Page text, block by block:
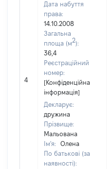
4
Дата набуття
права:
14.10.2008
Загальна
площа (м2):
36,4
Реєстраційний
номер:
[Конфіденційна
інформація]
Декларує:
дружина
Прізвище:
Мальована
Ім'я:
Олена
По батькові (за
наявності):